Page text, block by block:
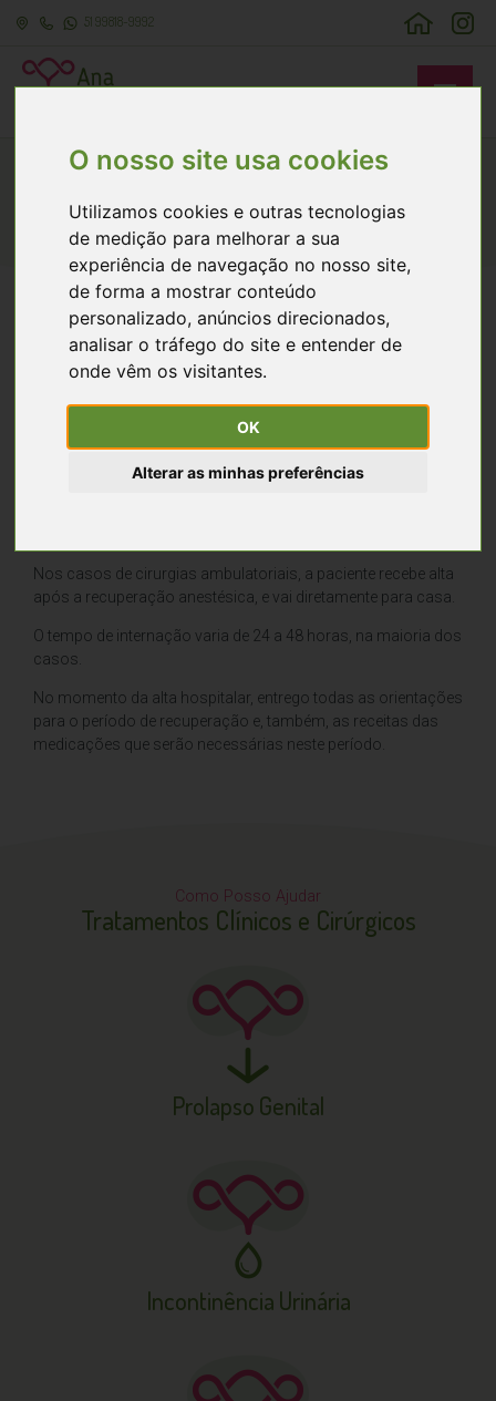
O nosso site usa cookies
Utilizamos cookies e outras tecnologias
de medição para melhorar a sua
experiência de navegação no nosso site,
de forma a mostrar conteúdo
personalizado, anúncios direcionados,
analisar o tráfego do site e entender de
onde vêm os visitantes.
OK
Alterar as minhas preferências
51 99818-9992
Durante a Internação - Período
Pós-operatório Imediato
Home>Cirurgia sem Medo > Durante a Internação
Sobre a anestesia:
A técnica de anestesia depende do
procedimento que será realizado. Sempre que possível,
preferimos a anestesia raquidiana (na coluna), por ser uma
técnica mais segura e proporcionar um melhor controle da
dor pós-operatória. Se preferir, a paciente pode dormir
durante a cirurgia (chamamos de sedação).
Nos casos de cirurgias ambulatoriais, a paciente recebe alta
após a recuperação anestésica, e vai diretamente para casa.
O tempo de internação varia de 24 a 48 horas, na maioria dos
casos.
No momento da alta hospitalar, entrego todas as orientações
para o período de recuperação e, também, as receitas das
medicações que serão necessárias neste período.
Como Posso Ajudar
Tratamentos Clínicos e Cirúrgicos
Prolapso Genital
Incontinência Urinária